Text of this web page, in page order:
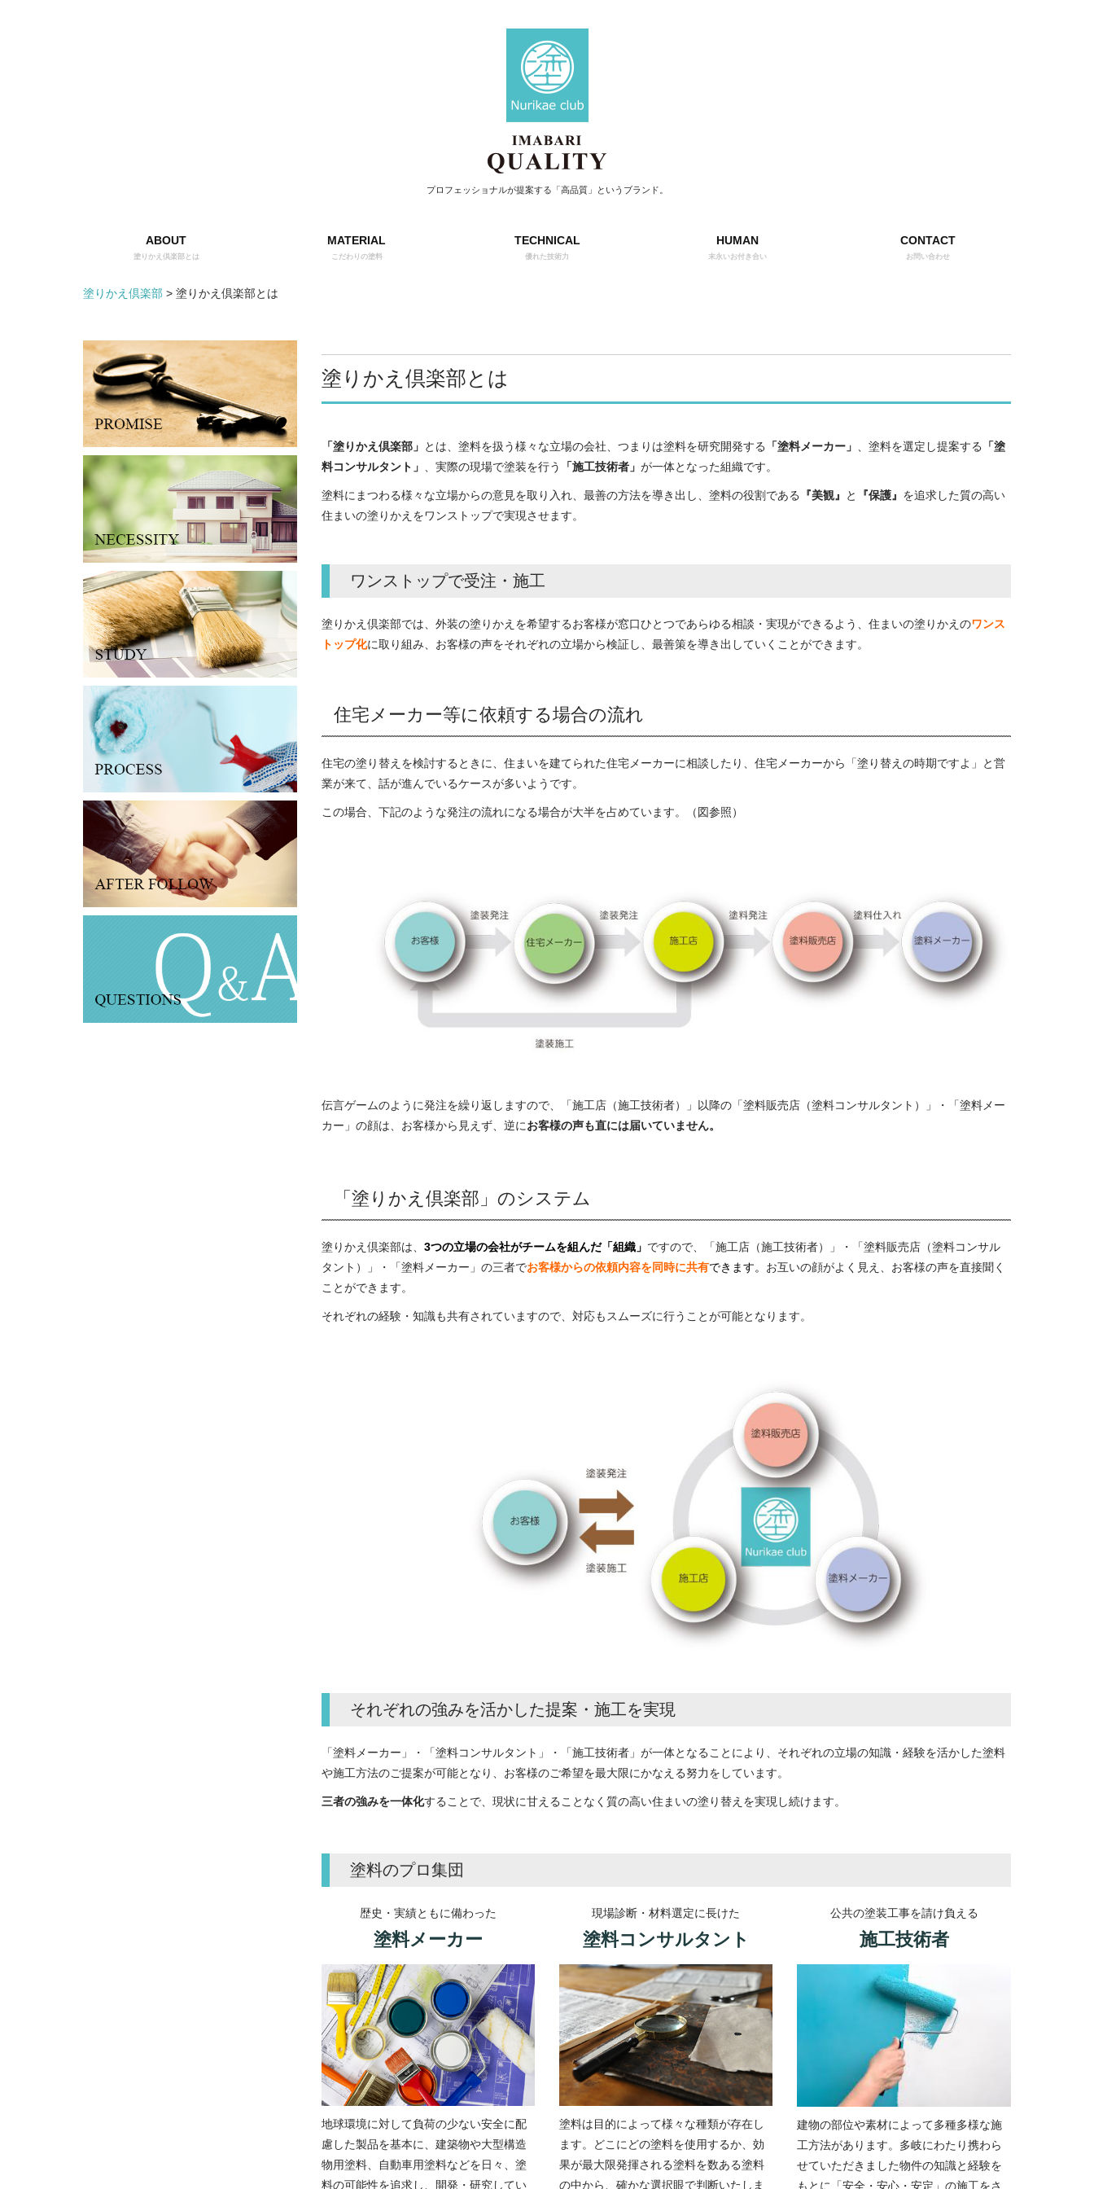
プロフェッショナルが提案する「高品質」というブランド。
ABOUT
塗りかえ倶楽部とは
MATERIAL
こだわりの塗料
TECHNICAL
優れた技術力
HUMAN
末永いお付き合い
CONTACT
お問い合わせ
塗りかえ倶楽部 > 塗りかえ倶楽部とは
塗りかえ倶楽部とは
「塗りかえ倶楽部」 とは、塗料を扱う様々な立場の会社、つまりは塗料を研究開発する 「塗料メーカー」 、塗料を選定し提案する 「塗
料コンサルタント」
、実際の現場で塗装を行う 「施工技術者」 が一体となった組織です。
塗料にまつわる様々な立場からの意見を取り入れ、最善の方法を導き出し、塗料の役割である 『美観』 と 『保護』 を追求した質の高い
住まいの塗りかえをワンストップで実現させます。
ワンストップで受注・施工
塗りかえ倶楽部では、外装の塗りかえを希望するお客様が窓口ひとつであらゆる相談・実現ができるよう、住まいの塗りかえのワンス
トップ化に取り組み、お客様の声をそれぞれの立場から検証し、最善策を導き出していくことができます。
住宅メーカー等に依頼する場合の流れ
住宅の塗り替えを検討するときに、住まいを建てられた住宅メーカーに相談したり、住宅メーカーから「塗り替えの時期ですよ」と営
業が来て、話が進んでいるケースが多いようです。
この場合、下記のような発注の流れになる場合が大半を占めています。（図参照）
伝言ゲームのように発注を繰り返しますので、「施工店（施工技術者）」以降の「塗料販売店（塗料コンサルタント）」・「塗料メー
カー」の顔は、お客様から見えず、逆にお客様の声も直には届いていません。
「塗りかえ倶楽部」のシステム
塗りかえ倶楽部は、 3つの立場の会社がチームを組んだ「組織」 ですので、「施工店（施工技術者）」・「塗料販売店（塗料コンサル
タント）」・「塗料メーカー」の三者でお客様からの依頼内容を同時に共有できます。 お互いの顔がよく見え、お客様の声を直接聞く
ことができます。
それぞれの経験・知識も共有されていますので、対応もスムーズに行うことが可能となります。
それぞれの強みを活かした提案・施工を実現
「塗料メーカー」・「塗料コンサルタント」・「施工技術者」が一体となることにより、それぞれの立場の知識・経験を活かした塗料
や施工方法のご提案が可能となり、お客様のご希望を最大限にかなえる努力をしています。
三者の強みを一体化することで、現状に甘えることなく質の高い住まいの塗り替えを実現し続けます。
塗料のプロ集団
歴史・実績ともに備わった
塗料メーカー
地球環境に対して負荷の少ない安全に配
慮した製品を基本に、建築物や大型構造
物用塗料、自動車用塗料などを日々、塗
料の可能性を追求し、開発・研究してい
現場診断・材料選定に長けた
塗料コンサルタント
塗料は目的によって様々な種類が存在し
ます。どこにどの塗料を使用するか、効
果が最大限発揮される塗料を数ある塗料
の中から、確かな選択眼で判断いたしま
公共の塗装工事を請け負える
施工技術者
建物の部位や素材によって多種多様な施
工方法があります。多岐にわたり携わら
せていただきました物件の知識と経験を
もとに「安全・安心・安定」の施工をさ